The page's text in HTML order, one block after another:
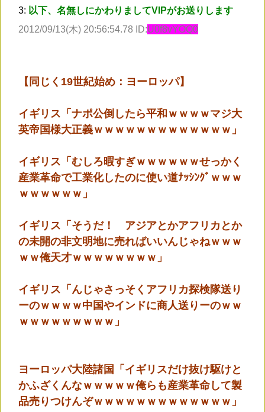
3: 以下、名無しにかわりましてVIPがお送りします
2012/09/13(木) 20:56:54.78 ID:U0f8vYOQ0
【同じく19世紀始め：ヨーロッパ】
イギリス「ナポ公倒したら平和ｗｗｗｗマジ大
英帝国様大正義ｗｗｗｗｗｗｗｗｗｗｗｗｗ」
イギリス「むしろ暇すぎｗｗｗｗｗｗせっかく
産業革命で工業化したのに使い道ﾅｯｼﾝｸﾞｗｗｗ
ｗｗｗｗｗｗ」
イギリス「そうだ！ アジアとかアフリカとか
の未開の非文明地に売ればいいんじゃねｗｗｗ
ｗｗ俺天才ｗｗｗｗｗｗｗｗ」
イギリス「んじゃさっそくアフリカ探検隊送り
ーのｗｗｗｗ中国やインドに商人送りーのｗｗ
ｗｗｗｗｗｗｗｗｗ」
ヨーロッパ大陸諸国「イギリスだけ抜け駆けと
かふざくんなｗｗｗｗｗ俺らも産業革命して製
品売りつけんぞｗｗｗｗｗｗｗｗｗｗｗｗｗ」